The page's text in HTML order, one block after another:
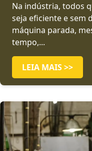
Na indústria, todos
seja eficiente e sem
máquina parada,
tempo,...
LEIA MAIS >>